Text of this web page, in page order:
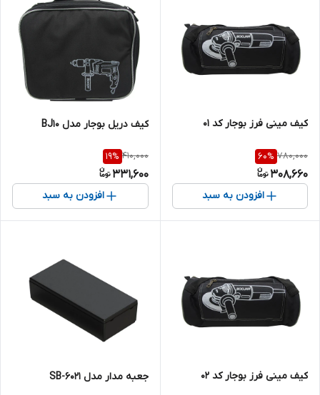
کیف مینی فرز بوجار کد 01
780,000
60%
308,660
افزودن به سبد
کیف دریل بوجار مدل BJ10
410,000
19%
331,600
افزودن به سبد
کیف مینی فرز بوجار کد 02 جعبه مدار مدل SB-6021